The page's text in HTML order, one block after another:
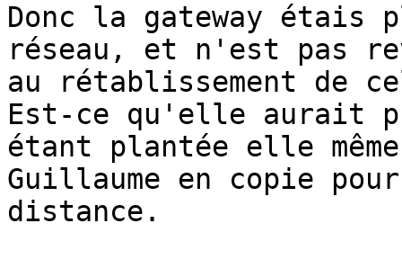
Donc la gateway étais
réseau, et n'est pas
au rétablissement de
Est-ce qu'elle aurait
étant plantée elle
Guillaume en copie
distance.